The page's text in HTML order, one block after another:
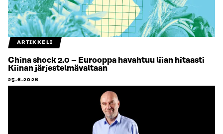
ARTIKKELI
China shock 2.0 – Eurooppa havahtuu liian hitaasti
Kiinan järjestelmävaltaan
25.6.2026